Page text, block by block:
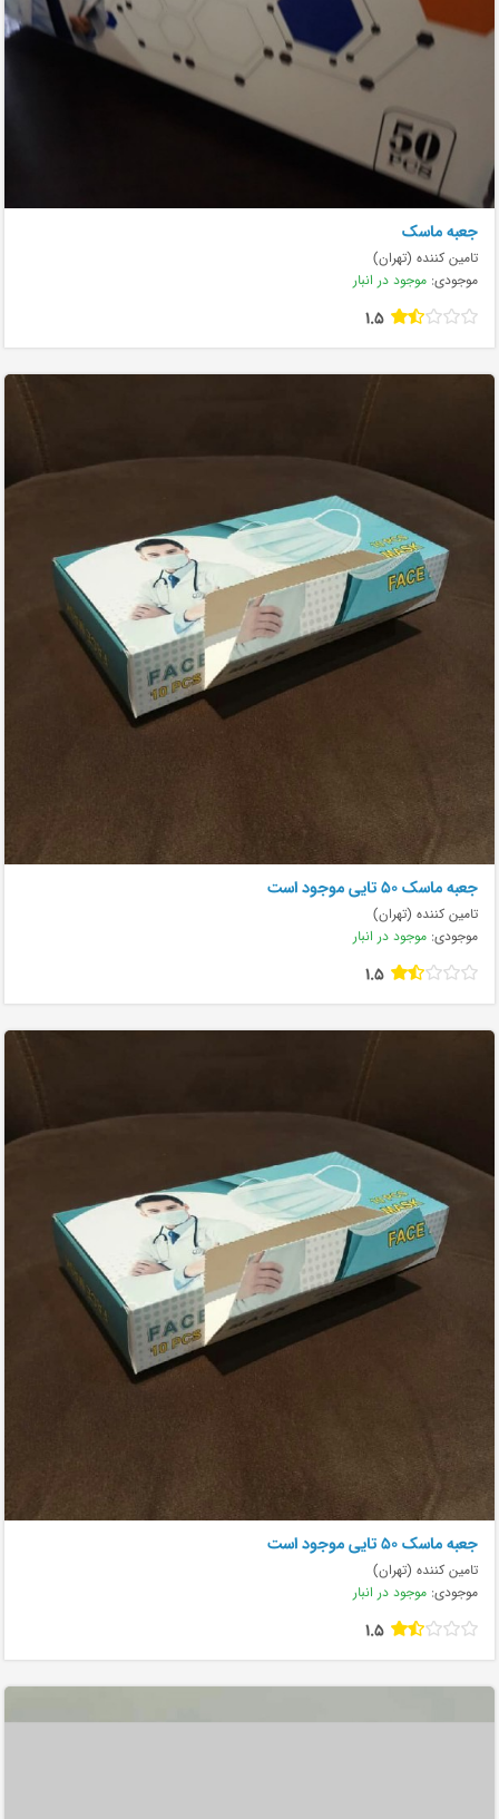
جعبه ماسک
تامین کننده (تهران)
موجودی: موجود در انبار
1.5
جعبه ماسک ۵۰ تایی موجود است
تامین کننده (تهران)
موجودی: موجود در انبار
1.5
جعبه ماسک ۵۰ تایی موجود است
تامین کننده (تهران)
موجودی: موجود در انبار
1.5